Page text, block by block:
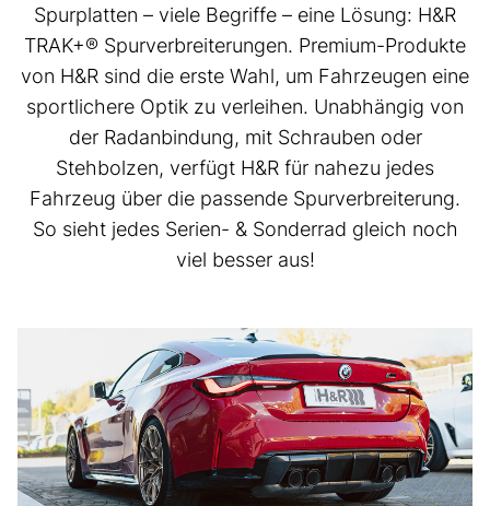
Spurplatten – viele Begriffe – eine Lösung: H&R
TRAK+® Spurverbreiterungen. Premium-Produkte
von H&R sind die erste Wahl, um Fahrzeugen eine
sportlichere Optik zu verleihen. Unabhängig von
der Radanbindung, mit Schrauben oder
Stehbolzen, verfügt H&R für nahezu jedes
Fahrzeug über die passende Spurverbreiterung.
So sieht jedes Serien- & Sonderrad gleich noch
viel besser aus!